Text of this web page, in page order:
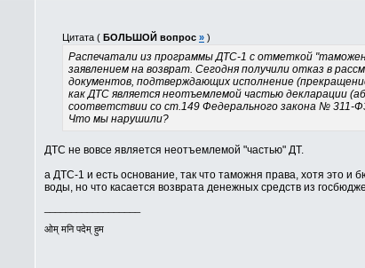
Цитата ( БОЛЬШОЙ вопрос » )
Распечатали из программы ДТС-1 с отметкой
заявлением на возврат. Сегодня получили отказ в
документов, подтверждающих исполнение
как ДТС является неотъемлемой частью декларации
соответствии со ст.149 Федерального закона № 311-
Что мы нарушили?
ДТС не вовсе является неотъемлемой "частью" ДТ.
а ДТС-1 и есть основание, так что таможня права, хотя это и
воды, но что касается возврата денежных средств из
ओम् मनि पदेम् हुम